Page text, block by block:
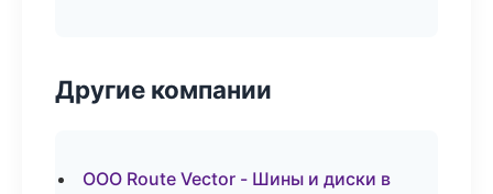
Другие компании
ООО Route Vector - Шины и диски в